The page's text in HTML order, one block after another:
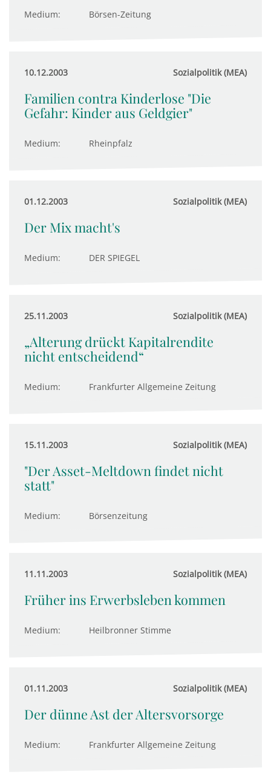
Medium: Börsen-Zeitung
10.12.2003 Sozialpolitik (MEA)
Familien contra Kinderlose "Die
Gefahr: Kinder aus Geldgier"
Medium: Rheinpfalz
01.12.2003 Sozialpolitik (MEA)
Der Mix macht's
Medium: DER SPIEGEL
25.11.2003 Sozialpolitik (MEA)
„Alterung drückt Kapitalrendite
nicht entscheidend“
Medium: Frankfurter Allgemeine Zeitung
15.11.2003 Sozialpolitik (MEA)
"Der Asset-Meltdown findet nicht
statt"
Medium: Börsenzeitung
11.11.2003 Sozialpolitik (MEA)
Früher ins Erwerbsleben kommen
Medium: Heilbronner Stimme
01.11.2003 Sozialpolitik (MEA)
Der dünne Ast der Altersvorsorge
Medium: Frankfurter Allgemeine Zeitung